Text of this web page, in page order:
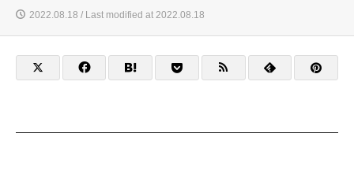
2022.08.18 / Last modified at 2022.08.18